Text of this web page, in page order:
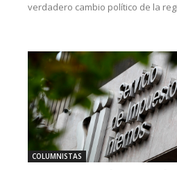
verdadero cambio político de la
COLUMNISTAS